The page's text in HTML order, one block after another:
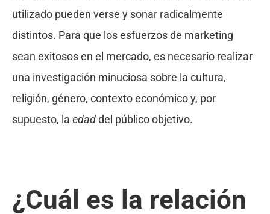
utilizado pueden verse y sonar radicalmente
distintos. Para que los esfuerzos de marketing
sean exitosos en el mercado, es necesario realizar
una investigación minuciosa sobre la cultura,
religión, género, contexto económico y, por
supuesto, la edaddel público objetivo.
¿Cuál es la relación